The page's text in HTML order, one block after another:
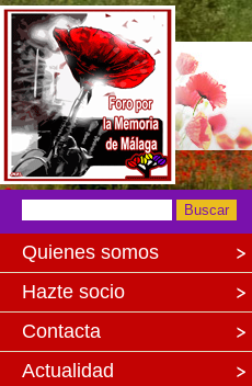
Quienes somos
Hazte socio
Contacta
Actualidad